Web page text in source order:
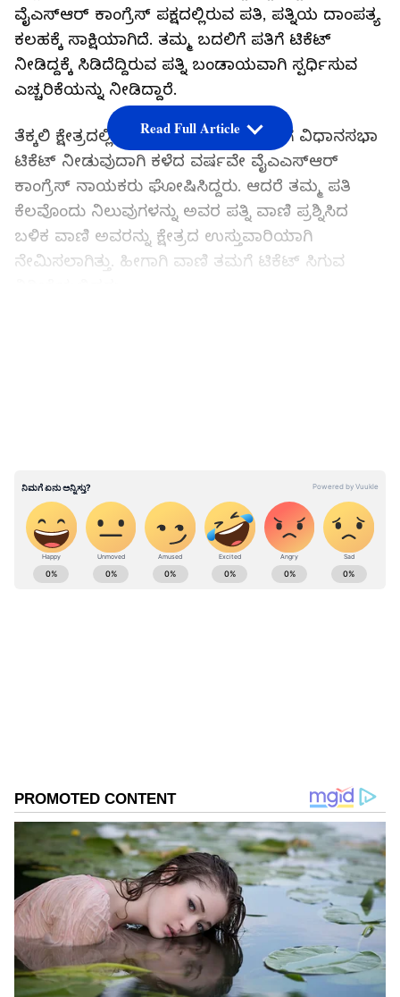
ವೈಎಸ್‌ಆರ್‌ ಕಾಂಗ್ರೆಸ್‌ ಪಕ್ಷದಲ್ಲಿರುವ ಪತಿ, ಪತ್ನಿಯ ದಾಂಪತ್ಯ
ಕಲಹಕ್ಕೆ ಸಾಕ್ಷಿಯಾಗಿದೆ. ತಮ್ಮ ಬದಲಿಗೆ ಪತಿಗೆ ಟಿಕೆಟ್
ನೀಡಿದ್ದಕ್ಕೆ ಸಿಡಿದೆದ್ದಿರುವ ಪತ್ನಿ ಬಂಡಾಯವಾಗಿ ಸ್ಪರ್ಧಿಸುವ
ಎಚ್ಚರಿಕೆಯನ್ನು ನೀಡಿದ್ದಾರೆ.
ತೆಕ್ಕಲಿ ಕ್ಷೇತ್ರದಲ್ಲಿ ಪಕ್ಷದ ನಾಯಕ ಶ್ರೀನಿವಾಸ್‌ಗೆ ವಿಧಾನಸಭಾ
ಟಿಕೆಟ್‌ ನೀಡುವುದಾಗಿ ಕಳೆದ ವರ್ಷವೇ ವೈಎಎಸ್ಆರ್‌
ಕಾಂಗ್ರೆಸ್‌ ನಾಯಕರು ಘೋಷಿಸಿದ್ದರು. ಆದರೆ ತಮ್ಮ ಪತಿ
ಕೆಲವೊಂದು ನಿಲುವುಗಳನ್ನು ಅವರ ಪತ್ನಿ ವಾಣಿ ಪ್ರಶ್ನಿಸಿದ
ಬಳಿಕ ವಾಣಿ ಅವರನ್ನು ಕ್ಷೇತ್ರದ ಉಸ್ತುವಾರಿಯಾಗಿ
ನೇಮಿಸಲಾಗಿತ್ತು. ಹೀಗಾಗಿ ವಾಣಿ ತಮಗೆ ಟಿಕೆಟ್‌ ಸಿಗುವ
Read Full Article
ABOUT THE AUTHOR